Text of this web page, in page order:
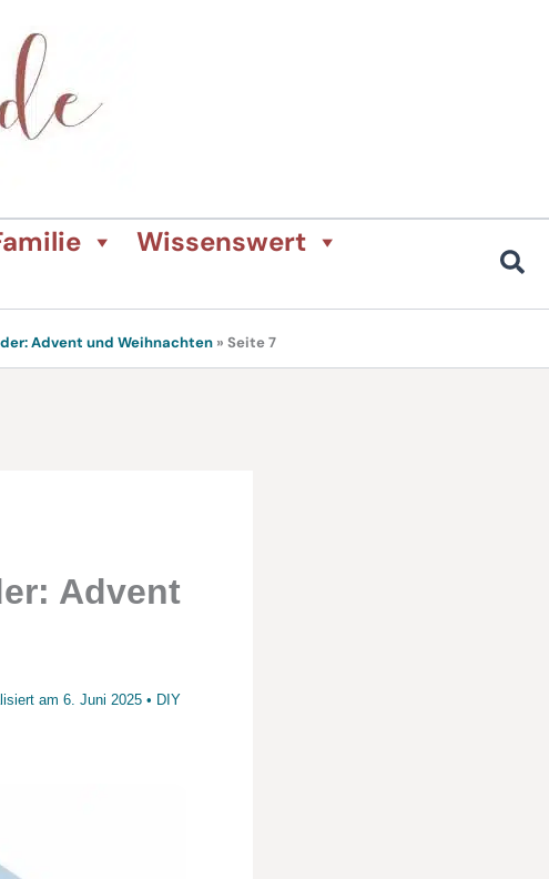
Wissenswert
Advent und Weihnachten » Seite 7
Advent
am 6. Juni 2025• DIY